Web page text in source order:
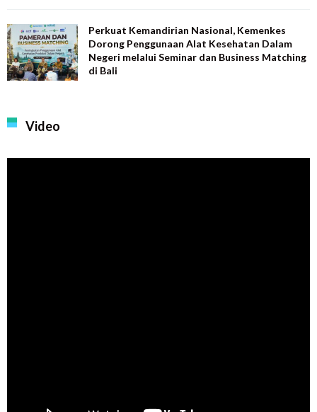
Perkuat Kemandirian Nasional, Kemenkes
Dorong Penggunaan Alat Kesehatan Dalam
Negeri melalui Seminar dan Business Matching
di Bali
Video